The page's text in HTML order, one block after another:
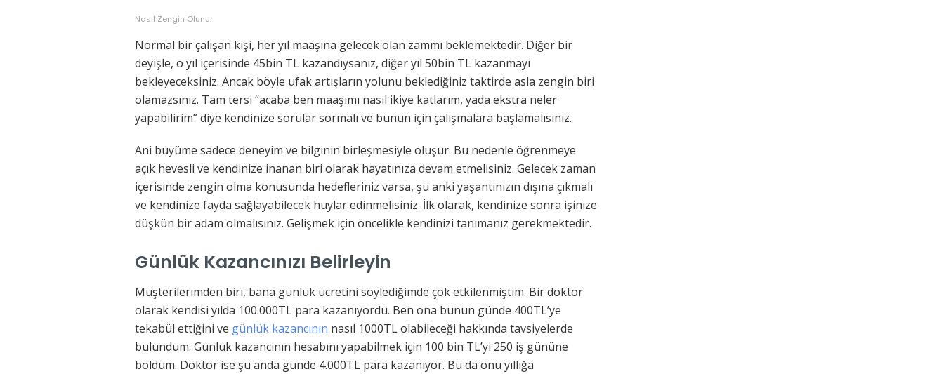
Nasıl Zengin Olunur
Normal bir çalışan kişi, her yıl maaşına gelecek olan zammı beklemektedir. Diğer bir
deyişle, o yıl içerisinde 45bin TL kazandıysanız, diğer yıl 50bin TL kazanmayı
bekleyeceksiniz. Ancak böyle ufak artışların yolunu beklediğiniz taktirde asla zengin biri
olamazsınız. Tam tersi “acaba ben maaşımı nasıl ikiye katlarım, yada ekstra neler
yapabilirim” diye kendinize sorular sormalı ve bunun için çalışmalara başlamalısınız.
Ani büyüme sadece deneyim ve bilginin birleşmesiyle oluşur. Bu nedenle öğrenmeye
açık hevesli ve kendinize inanan biri olarak hayatınıza devam etmelisiniz. Gelecek zaman
içerisinde zengin olma konusunda hedefleriniz varsa, şu anki yaşantınızın dışına çıkmalı
ve kendinize fayda sağlayabilecek huylar edinmelisiniz. İlk olarak, kendinize sonra işinize
düşkün bir adam olmalısınız. Gelişmek için öncelikle kendinizi tanımanız gerekmektedir.
Günlük Kazancınızı Belirleyin
Müşterilerimden biri, bana günlük ücretini söylediğimde çok etkilenmiştim. Bir doktor
olarak kendisi yılda 100.000TL para kazanıyordu. Ben ona bunun günde 400TL’ye
tekabül ettiğini ve günlük kazancının nasıl 1000TL olabileceği hakkında tavsiyelerde
bulundum. Günlük kazancının hesabını yapabilmek için 100 bin TL’yi 250 iş gününe
böldüm. Doktor ise şu anda günde 4.000TL para kazanıyor. Bu da onu yıllığa